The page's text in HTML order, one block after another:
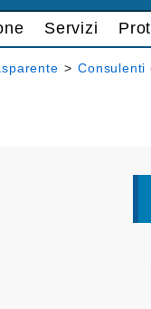
Servizi
> Consulenti